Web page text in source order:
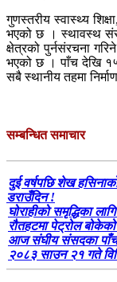
गुणस्तरीय स्वास्थ्य
भएको छ । स्थावस्थ
क्षेत्रको पुर्नसंरचना
भएको छ । पाँच देखि १५
सबै स्थानीय तहमा
सम्बन्धित समाचार
दुई वर्षपछि शेख
डराउँदिन !
घोराहीको समृद्धिका
रौतहटमा पेट्रोल
आज संघीय संसदका
२०८३ साउन २१ गते